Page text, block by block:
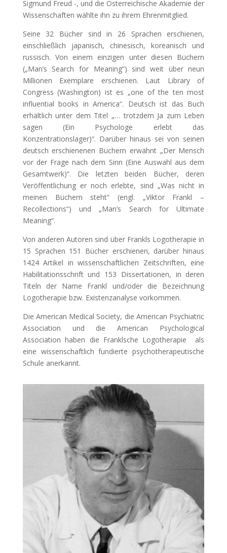
Sigmund Freud -, und die Österreichische Akademie der
Wissenschaften wählte ihn zu ihrem Ehrenmitglied.
Seine 32 Bücher sind in 26 Sprachen erschienen,
einschließlich japanisch, chinesisch, koreanisch und
russisch. Von einem einzigen unter diesen Büchern
(„Man’s Search for Meaning“) sind weit über neun
Millionen Exemplare erschienen. Laut Library of
Congress (Washington) ist es „one of the ten most
influential books in America“. Deutsch ist das Buch
erhältlich unter dem Titel „… trotzdem Ja zum Leben
sagen (Ein Psychologe erlebt das
Konzentrationslager)“. Darüber hinaus sei von seinen
deutsch erschienenen Büchern erwähnt „Der Mensch
vor der Frage nach dem Sinn (Eine Auswahl aus dem
Gesamtwerk)“. Die letzten beiden Bücher, deren
Veröffentlichung er noch erlebte, sind „Was nicht in
meinen Büchern steht“ (engl. „Viktor Frankl –
Recollections“) und „Man’s Search for Ultimate
Meaning“.
Von anderen Autoren sind über Frankls Logotherapie in
15 Sprachen 151 Bücher erschienen, darüber hinaus
1424 Artikel in wissenschaftlichen Zeitschriften, eine
Habilitationsschrift und 153 Dissertationen, in deren
Titeln der Name Frankl und/oder die Bezeichnung
Logotherapie bzw. Existenzanalyse vorkommen.
Die American Medical Society, die American Psychiatric
Association und die American Psychological
Association haben die Franklsche Logotherapie als
eine wissenschaftlich fundierte psychotherapeutische
Schule anerkannt.